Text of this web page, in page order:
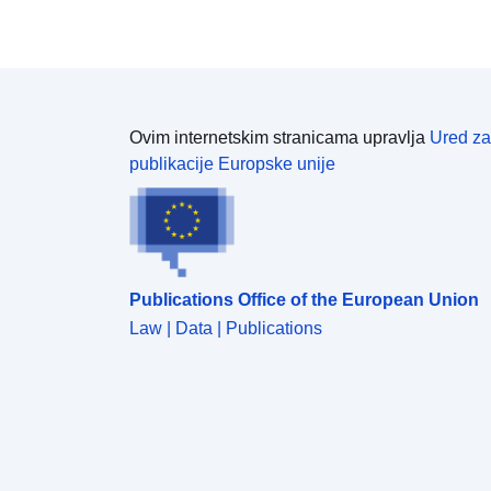
Ovim internetskim stranicama upravlja Ured za
publikacije Europske unije
Publications Office of the European Union
Law | Data | Publications